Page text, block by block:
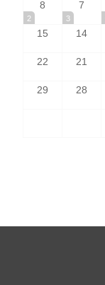
7
3
8
2
14
15
21
22
28
29